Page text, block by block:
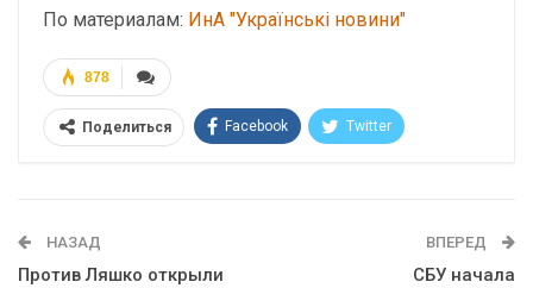
По материалам: ИнА "Українські новини"
878
Поделиться Facebook Twitter
НАЗАД
Против Ляшко открыли
ВПЕРЕД
СБУ начала